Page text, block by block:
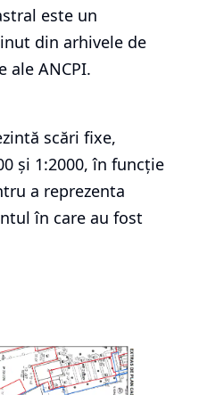
este un
din arhivele de
ale ANCPI.
scări fixe,
și 1:2000, în funcție
a reprezenta
în care au fost